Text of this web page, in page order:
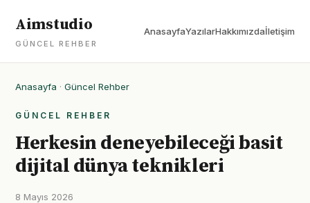
Aimstudio
GÜNCEL REHBER
AnasayfaYazılarHakkımızdaİletişim
Anasayfa · Güncel Rehber
GÜNCEL REHBER
Herkesin deneyebileceği basit
dijital dünya teknikleri
8 Mayıs 2026